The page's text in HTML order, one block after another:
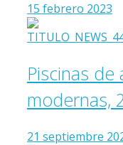
15 febrero 2023
Piscinas de
modernas,
21 septiembre